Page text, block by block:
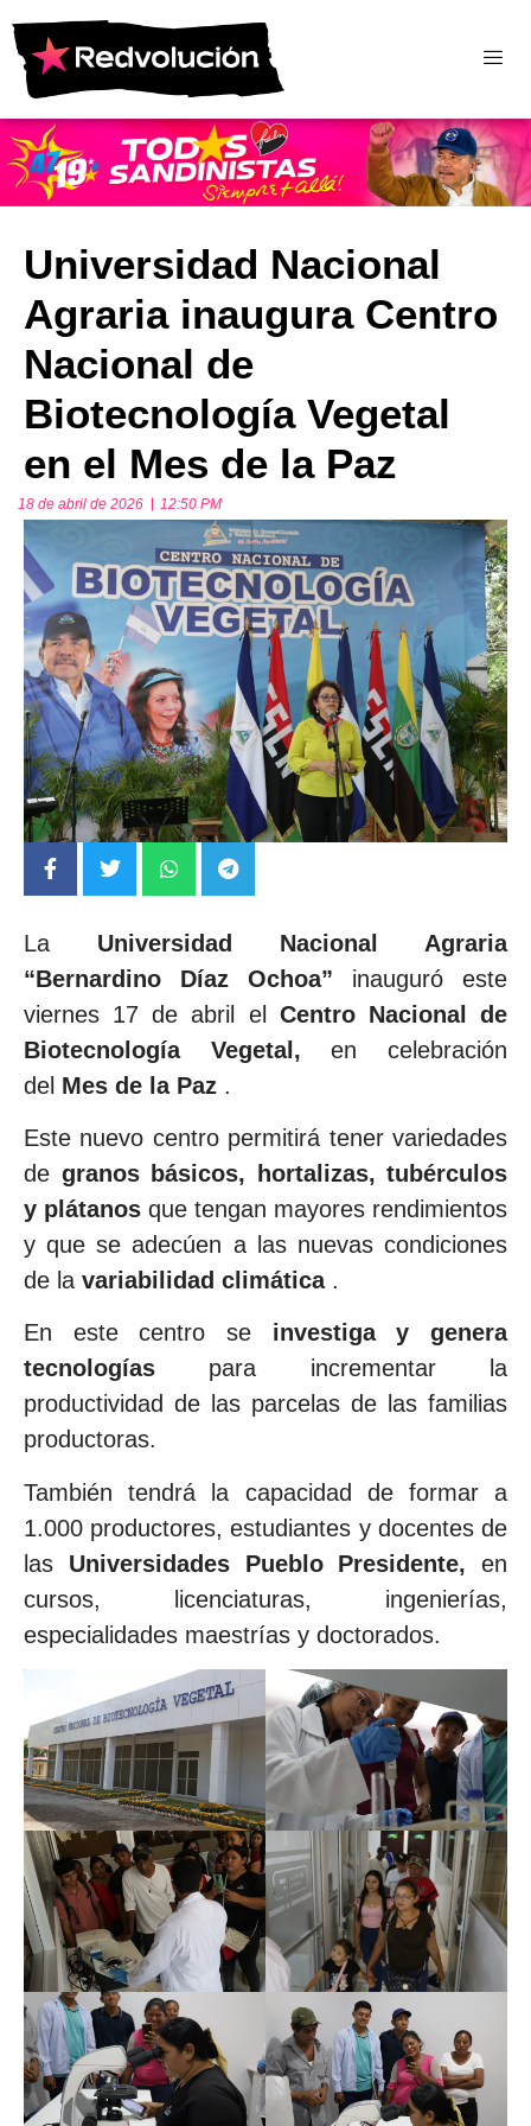
Universidad Nacional
Agraria inaugura Centro
Nacional de
Biotecnología Vegetal
en el Mes de la Paz
18 de abril de 2026 12:50 PM
La Universidad Nacional Agraria
“Bernardino Díaz Ochoa” inauguró este
viernes 17 de abril el Centro Nacional de
Biotecnología Vegetal, en celebración
del Mes de la Paz .
Este nuevo centro permitirá tener variedades
de granos básicos, hortalizas, tubérculos
y plátanos que tengan mayores rendimientos
y que se adecúen a las nuevas condiciones
de la variabilidad climática.
En este centro se investiga y genera
tecnologías para incrementar la
productividad de las parcelas de las familias
productoras.
También tendrá la capacidad de formar a
1.000 productores, estudiantes y docentes de
las Universidades Pueblo Presidente, en
cursos, licenciaturas, ingenierías,
especialidades maestrías y doctorados.